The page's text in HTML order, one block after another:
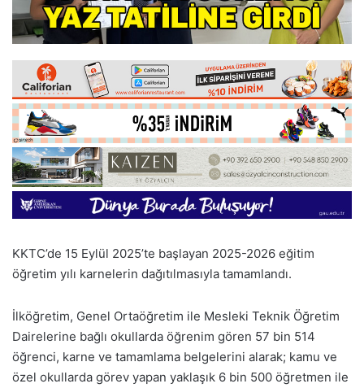
KKTC’de 15 Eylül 2025’te başlayan 2025-2026 eğitim
öğretim yılı karnelerin dağıtılmasıyla tamamlandı.
İlköğretim, Genel Ortaöğretim ile Mesleki Teknik Öğretim
Dairelerine bağlı okullarda öğrenim gören 57 bin 514
öğrenci, karne ve tamamlama belgelerini alarak; kamu ve
özel okullarda görev yapan yaklaşık 6 bin 500 öğretmen ile